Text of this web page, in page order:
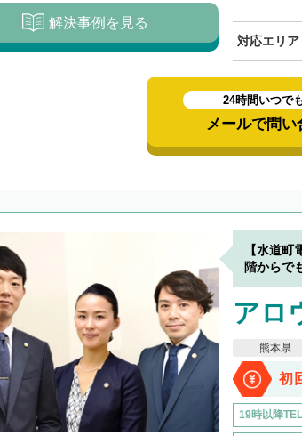
対応エリア
解決事例を見る
24時間いつで
メールで問い
【水道
階からで
アロ
熊本県
初
19時以降